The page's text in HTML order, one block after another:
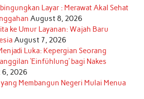
Layar : Merawat Akal Sehat
August 8, 2026
ke Umur Layanan: Wajah Baru
August 7, 2026
Luka: Kepergian Seorang
‘Einfühlung’ bagi Nakes
2026
Membangun Negeri Mulai Menua